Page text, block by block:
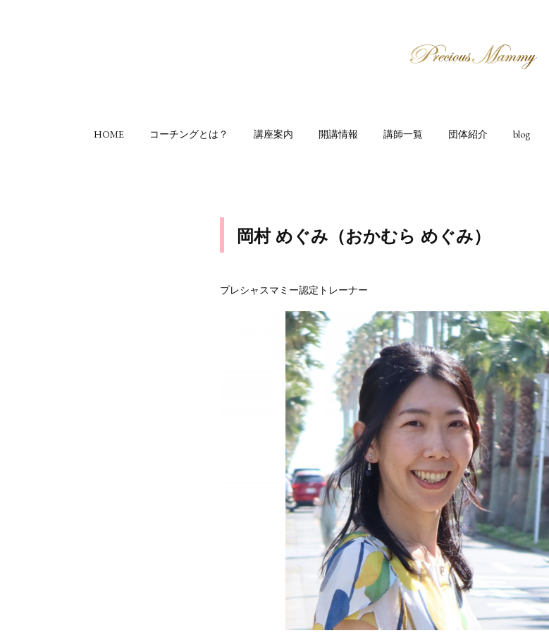
HOME コーチングとは？ 講座案内 開講情報 講師一覧 団体紹介 blog
岡村 めぐみ（おかむら めぐみ）
プレシャスマミー認定トレーナー